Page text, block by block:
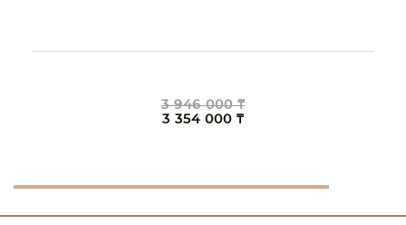
3 946 000 ₸
3 354 000 ₸